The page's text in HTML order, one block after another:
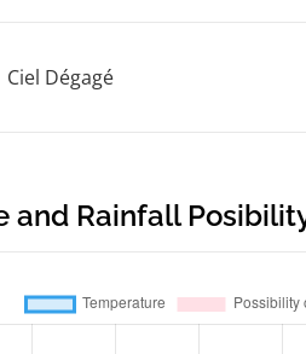
Ciel Dégagé
and Rainfall